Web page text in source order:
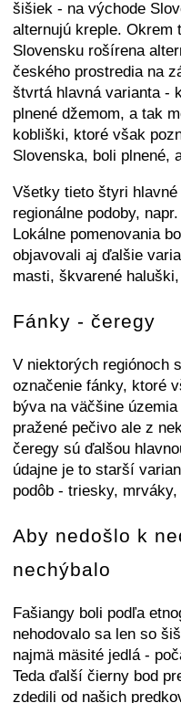
šišiek - na východe
alternujú kreple. Okrem
Slovensku rošírena
českého prostredia na
štvrtá hlavná varianta -
plnené džemom, a tak
kobliški, ktoré však
Slovenska, boli plnené,
Všetky tieto štyri
regionálne podoby,
Lokálne pomenovania
objavovali aj ďalšie
masti, škvarené
Fánky - čeregy
V niektorých regiónoch
označenie fánky, ktoré
býva na väčšine
pražené pečivo ale z
čeregy sú ďalšou
údajne je to starší
podôb - triesky,
Aby nedošlo k
nechýbalo
Fašiangy boli podľa
nehodovalo sa len so
najmä mäsité jedlá -
Teda ďalší čierny bod
zdedili od našich